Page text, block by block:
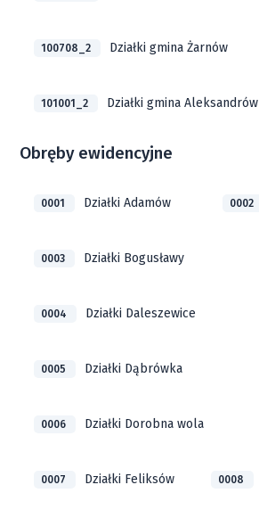
100708_2 Działki gmina Żarnów
101001_2 Działki gmina Aleksandrów
Obręby ewidencyjne
0001 Działki Adamów 0002
0003 Działki Bogusławy
0004 Działki Daleszewice
0005 Działki Dąbrówka
0006 Działki Dorobna wola
0007 Działki Feliksów 0008